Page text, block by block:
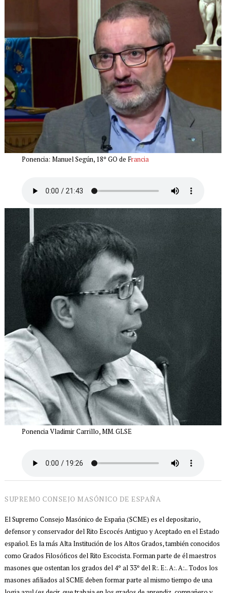
Ponencia: Manuel Según, 18º GO de Francia
Ponencia Vladimir Carrillo, MM. GLSE
SUPREMO CONSEJO MASÓNICO DE ESPAÑA
El Supremo Consejo Masónico de España (SCME) es el depositario,
defensor y conservador del Rito Escocés Antiguo y Aceptado en el Estado
español. Es la más Alta Institución de los Altos Grados, también conocidos
como Grados Filosóficos del Rito Escocista. Forman parte de él maestros
masones que ostentan los grados del 4º al 33º del R:. E:. A:. A:.. Todos los
masones afiliados al SCME deben formar parte al mismo tiempo de una